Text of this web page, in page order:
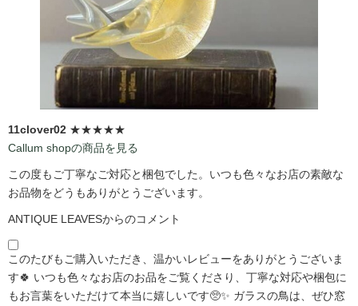
11clover02 ★★★★★
Callum shopの商品を見る
この度もご丁寧なご対応と梱包でした。いつも色々なお店の素敵な
お品物をどうもありがとうございます。
ANTIQUE LEAVESからのコメント
このたびもご購入いただき、温かいレビューをありがとうございま
す🍀 いつも色々なお店のお品をご覧くださり、丁寧な対応や梱包に
もお言葉をいただけて本当に嬉しいです🥺✨ ガラスの鳥は、ぜひ窓